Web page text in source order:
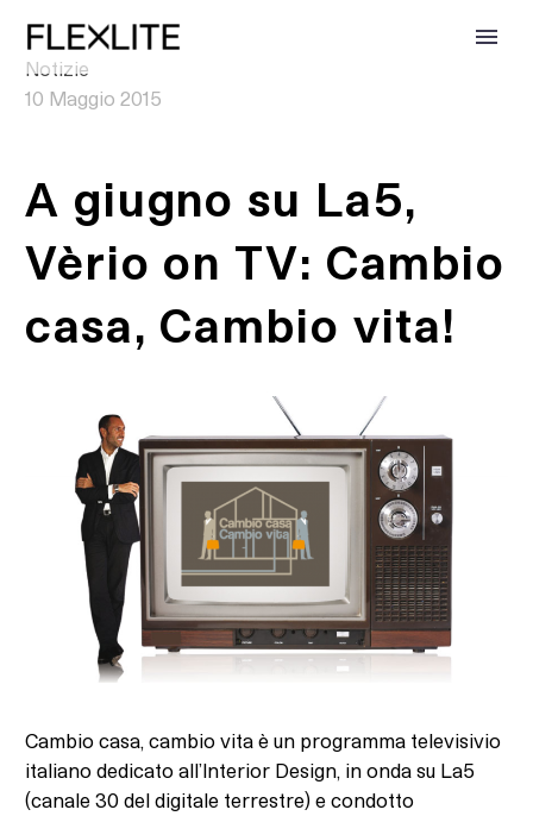
EN
0
Notizie
10 Maggio 2015
A giugno su La5,
Vèrio on TV: Cambio
casa, Cambio vita!
Cambio casa, cambio vita è un programma televisivio
italiano dedicato all’Interior Design, in onda su La5
(canale 30 del digitale terrestre) e condotto